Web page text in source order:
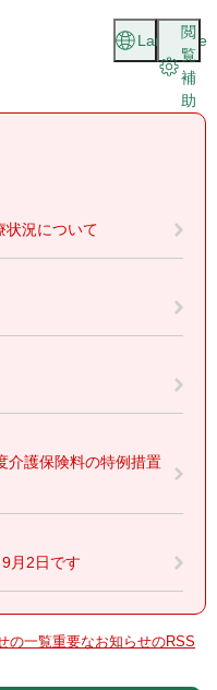
閲
覧
補
助
Language
状況について
介護保険料の特例措置
月2日です
の一覧重要なお知らせのRSS